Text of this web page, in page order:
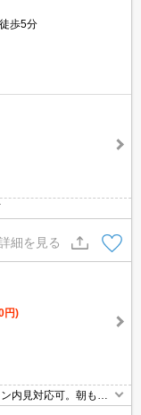
歩5分
細を見る
円)
内見対応可。朝も